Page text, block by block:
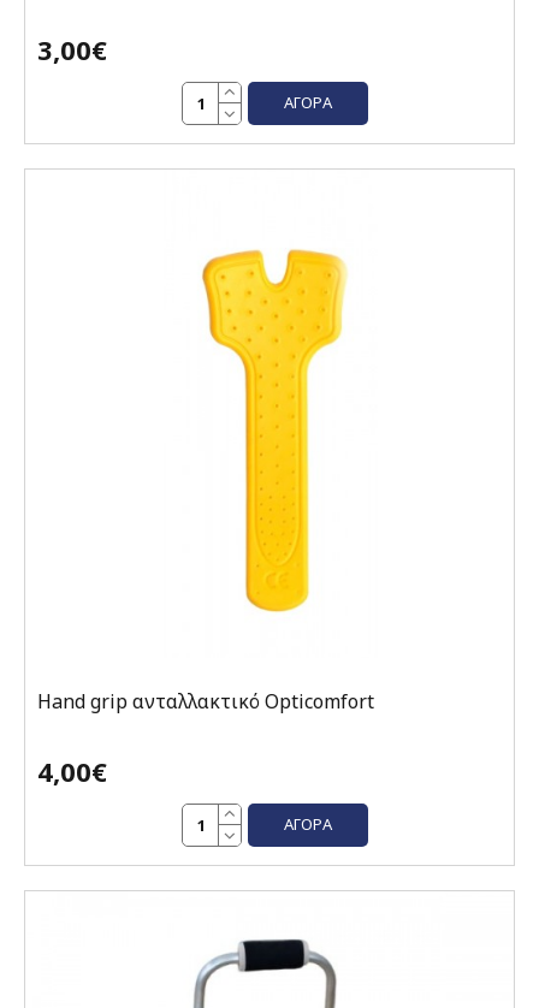
3,00€
ΑΓΟΡΆ
Hand grip ανταλλακτικό Opticomfort
4,00€
ΑΓΟΡΆ